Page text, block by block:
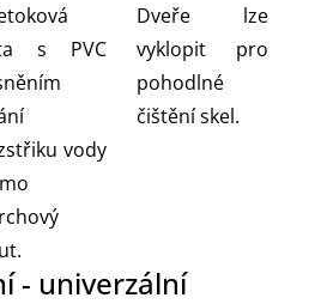
s PVC
vody
Dveře lze
vyklopit pro
pohodlné
čištění skel.
- univerzální